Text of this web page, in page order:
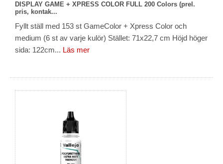
DISPLAY GAME + XPRESS COLOR FULL 200 Colors (prel.
pris, kontak...
Fyllt ställ med 153 st GameColor + Xpress Color och
medium (6 st av varje kulör) Stället: 71x22,7 cm Höjd höger
sida: 122cm... Läs mer